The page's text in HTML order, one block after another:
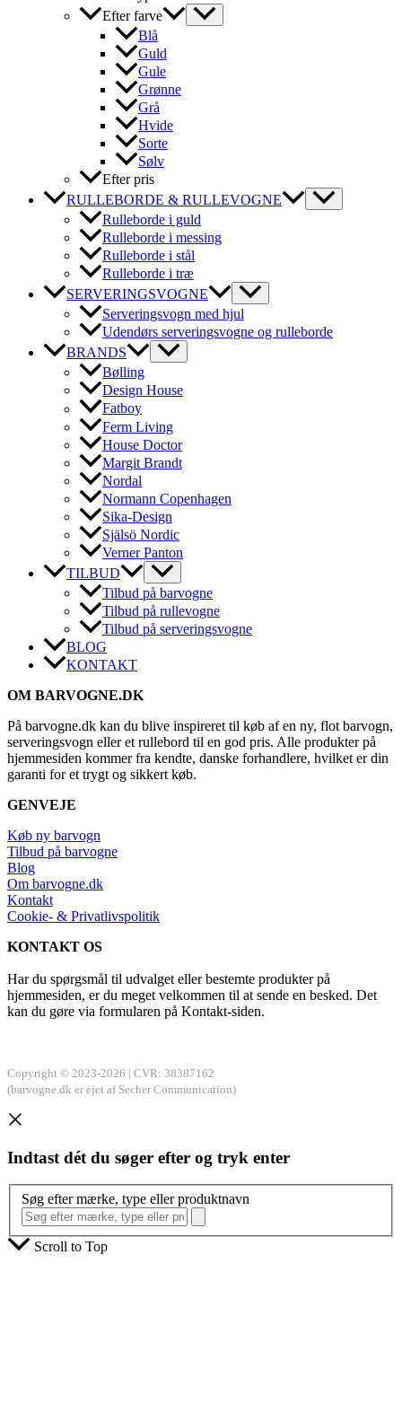
Efter farve
Blå
Guld
Gule
Grønne
Grå
Hvide
Sorte
Sølv
Efter pris
RULLEBORDE & RULLEVOGNE
Rulleborde i guld
Rulleborde i messing
Rulleborde i stål
Rulleborde i træ
SERVERINGSVOGNE
Serveringsvogn med hjul
Udendørs serveringsvogne og rulleborde
BRANDS
Bølling
Design House
Fatboy
Ferm Living
House Doctor
Margit Brandt
Nordal
Normann Copenhagen
Sika-Design
Själsö Nordic
Verner Panton
TILBUD
Tilbud på barvogne
Tilbud på rullevogne
Tilbud på serveringsvogne
BLOG
KONTAKT
OM BARVOGNE.DK
På barvogne.dk kan du blive inspireret til køb af en ny, flot barvogn,
serveringsvogn eller et rullebord til en god pris. Alle produkter på
hjemmesiden kommer fra kendte, danske forhandlere, hvilket er din
garanti for et trygt og sikkert køb.
GENVEJE
Køb ny barvogn
Tilbud på barvogne
Blog
Om barvogne.dk
Kontakt
Cookie- & Privatlivspolitik
KONTAKT OS
Har du spørgsmål til udvalget eller bestemte produkter på
hjemmesiden, er du meget velkommen til at sende en besked. Det
kan du gøre via formularen på Kontakt-siden.
Copyright © 2023-2026 | CVR: 38387162
(barvogne.dk er ejet af Secher Communication)
Indtast dét du søger efter og tryk enter
Søg efter mærke, type eller produktnavn
Scroll to Top